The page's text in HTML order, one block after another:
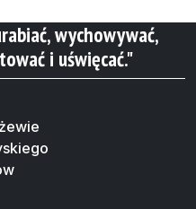
wychowywać,
i uświęcać."